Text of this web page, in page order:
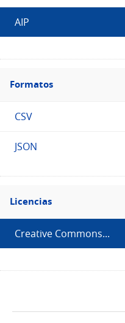
AIP
Filtro
Formatos
Formatos
CSV
JSON
Filtro
Licencias
Licencias
Creative Commons...